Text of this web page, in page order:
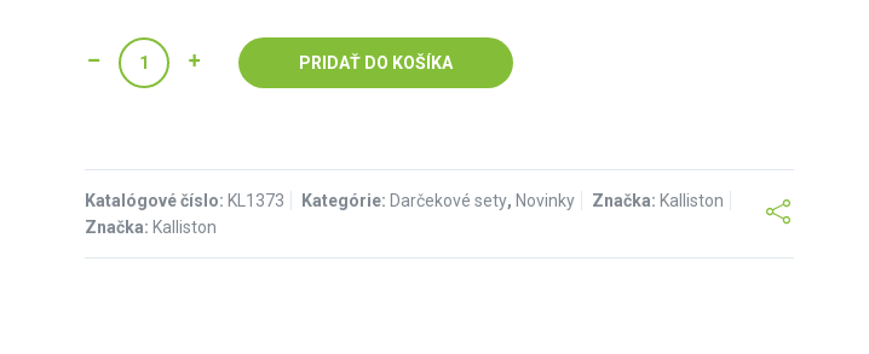
PRIDAŤ DO KOŠÍKA
Katalógové číslo: KL1373 Kategórie: Darčekové sety, Novinky Značka: Kalliston
Značka: Kalliston